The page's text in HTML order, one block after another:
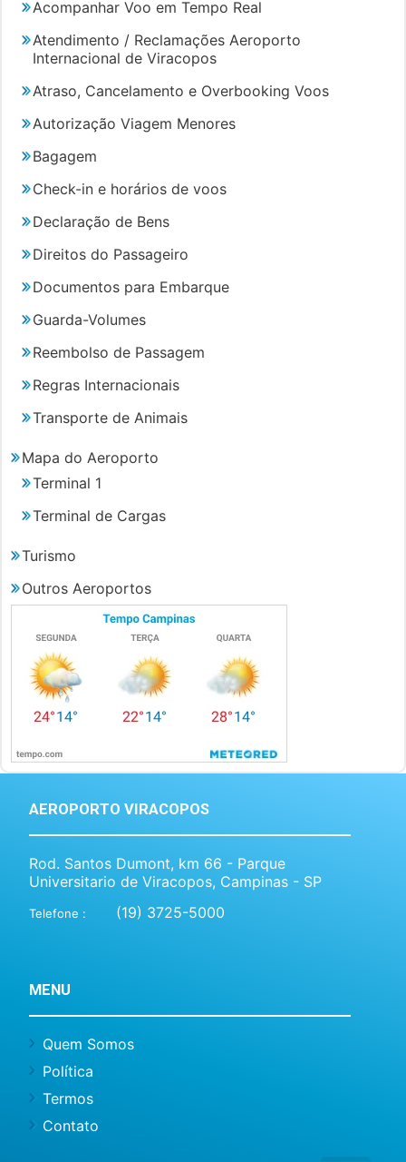
Acompanhar Voo em Tempo Real
Atendimento / Reclamações Aeroporto
Internacional de Viracopos
Atraso, Cancelamento e Overbooking Voos
Autorização Viagem Menores
Bagagem
Check-in e horários de voos
Declaração de Bens
Direitos do Passageiro
Documentos para Embarque
Guarda-Volumes
Reembolso de Passagem
Regras Internacionais
Transporte de Animais
Mapa do Aeroporto
Terminal 1
Terminal de Cargas
Turismo
Outros Aeroportos
AEROPORTO VIRACOPOS
Rod. Santos Dumont, km 66 - Parque
Universitario de Viracopos, Campinas - SP
Telefone : (19) 3725-5000
MENU
Quem Somos
Política
Termos
Contato